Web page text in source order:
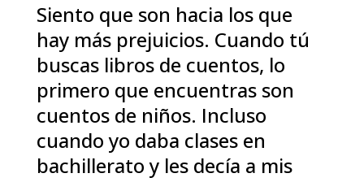
Siento que son hacia los que
hay más prejuicios. Cuando tú
buscas libros de cuentos, lo
primero que encuentras son
cuentos de niños. Incluso
cuando yo daba clases en
bachillerato y les decía a mis